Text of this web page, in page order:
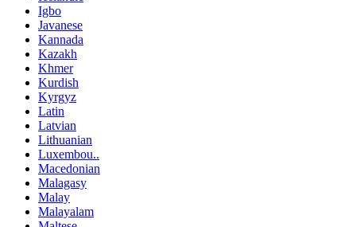
Igbo
Javanese
Kannada
Kazakh
Khmer
Kurdish
Kyrgyz
Latin
Latvian
Lithuanian
Luxembou..
Macedonian
Malagasy
Malay
Malayalam